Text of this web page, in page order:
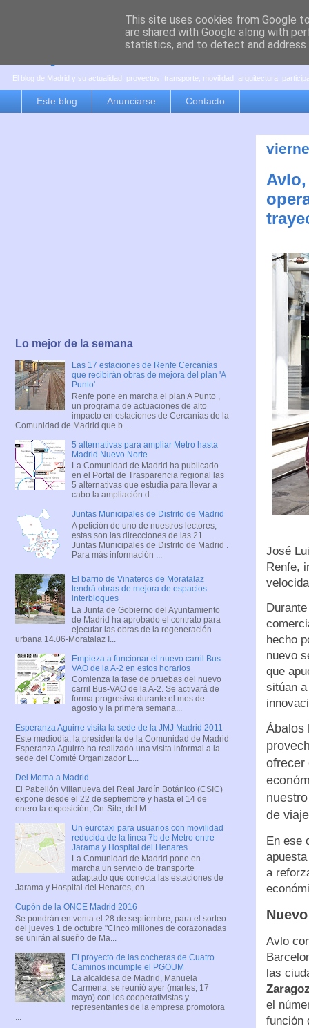
es por madrid
El blog de Madrid y su actualidad, proyectos, transporte, movilidad, arquitectura,
Este blog Anunciarse Contacto
José
Renfe,
hecho
nuevo
que
sitúan
Ábalos
ofrecer
de
En ese
a
Avlo
las
el
función
Lo mejor de la semana
Las 17 estaciones de Renfe Cercanías
que recibirán obras de mejora del plan 'A
Punto'
Renfe pone en marcha el plan A Punto ,
un programa de actuaciones de alto
impacto en estaciones de Cercanías de la
Comunidad de Madrid que b...
5 alternativas para ampliar Metro hasta
Madrid Nuevo Norte
La Comunidad de Madrid ha publicado
en el Portal de Trasparencia regional las
5 alternativas que estudia para llevar a
cabo la ampliación d...
Juntas Municipales de Distrito de Madrid
A petición de uno de nuestros lectores,
estas son las direcciones de las 21
Juntas Municipales de Distrito de Madrid .
Para más información ...
El barrio de Vinateros de Moratalaz
tendrá obras de mejora de espacios
interbloques
La Junta de Gobierno del Ayuntamiento
de Madrid ha aprobado el contrato para
ejecutar las obras de la regeneración
urbana 14.06-Moratalaz I...
Empieza a funcionar el nuevo carril Bus-
VAO de la A-2 en estos horarios
Comienza la fase de pruebas del nuevo
carril Bus-VAO de la A-2. Se activará de
forma progresiva durante el mes de
agosto y la primera semana...
Esperanza Aguirre visita la sede de la JMJ Madrid 2011
Este mediodía, la presidenta de la Comunidad de Madrid
Esperanza Aguirre ha realizado una visita informal a la
sede del Comité Organizador L...
Del Moma a Madrid
El Pabellón Villanueva del Real Jardín Botánico (CSIC)
expone desde el 22 de septiembre y hasta el 14 de
enero la exposición, On-Site, del M...
Un eurotaxi para usuarios con movilidad
reducida de la línea 7b de Metro entre
Jarama y Hospital del Henares
La Comunidad de Madrid pone en
marcha un servicio de transporte
adaptado que conecta las estaciones de
Jarama y Hospital del Henares, en...
Cupón de la ONCE Madrid 2016
Se pondrán en venta el 28 de septiembre, para el sorteo
del jueves 1 de octubre "Cinco millones de corazonadas
se unirán al sueño de Ma...
El proyecto de las cocheras de Cuatro
Caminos incumple el PGOUM
La alcaldesa de Madrid, Manuela
Carmena, se reunió ayer (martes, 17
mayo) con los cooperativistas y
representantes de la empresa promotora
...
This site uses cookies from Google
are shared with Google along with
statistics, and to detect and address